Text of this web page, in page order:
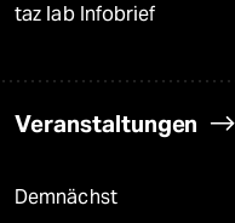
taz lab Infobrief
Veranstaltungen
Demnächst